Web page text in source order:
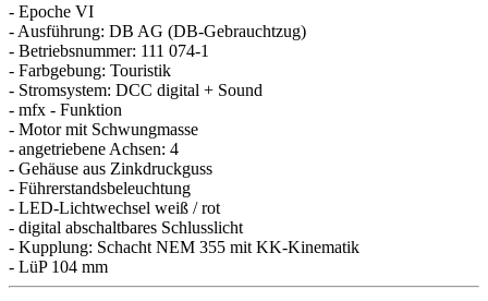
- Epoche VI
- Ausführung: DB AG (DB-Gebrauchtzug)
- Betriebsnummer: 111 074-1
- Farbgebung: Touristik
- Stromsystem: DCC digital + Sound
- mfx - Funktion
- Motor mit Schwungmasse
- angetriebene Achsen: 4
- Gehäuse aus Zinkdruckguss
- Führerstandsbeleuchtung
- LED-Lichtwechsel weiß / rot
- digital abschaltbares Schlusslicht
- Kupplung: Schacht NEM 355 mit KK-Kinematik
- LüP 104 mm